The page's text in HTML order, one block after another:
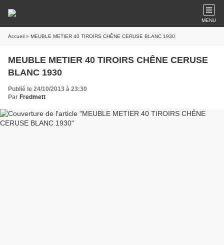
MENU
Accueil » MEUBLE METIER 40 TIROIRS CHÊNE CERUSE BLANC 1930
MEUBLE METIER 40 TIROIRS CHÊNE CERUSE
BLANC 1930
Publié le 24/10/2013 à 23:30
Par Fredmett